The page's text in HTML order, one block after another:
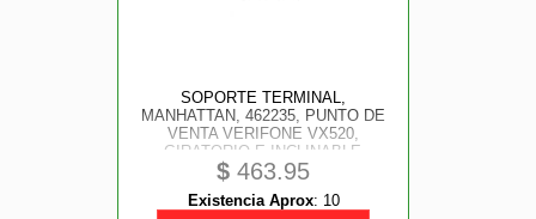
SOPORTE TERMINAL,
MANHATTAN, 462235, PUNTO DE
VENTA VERIFONE VX520,
GIRATORIO E INCLINABLE
$ 463.95
Existencia Aprox: 10